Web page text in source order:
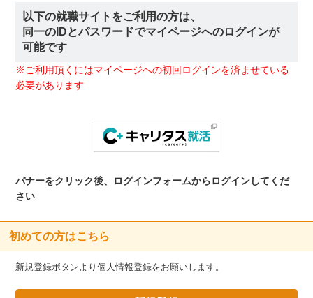
以下の就職サイトをご利用の方は、
同一のIDとパスワードでマイページへのログインが
可能です
※ご利用頂くにはマイページへの初回ログインを済ませている
必要があります
バナーをクリック後、ログインフォームからログインしてくだ
さい
初めての方はこちら
新規登録ボタンより個人情報登録をお願いします。